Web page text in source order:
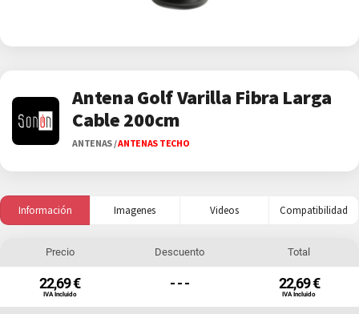
Antena Golf Varilla Fibra Larga
Cable 200cm
ANTENAS/ANTENAS TECHO
Información Imagenes Videos Compatibilidad
Precio
22,69 €
IVA Incluido
Descuento
- - -
Total
22,69 €
IVA Incluido